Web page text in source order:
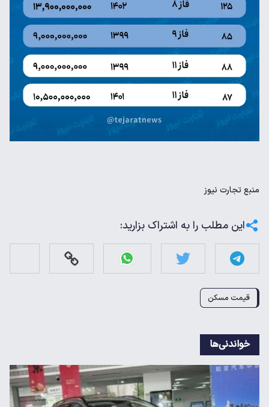
منبعتجارت نیوز
این مطلب را به اشتراک بزارید:
قیمت مسکن
خواندنی‌ها